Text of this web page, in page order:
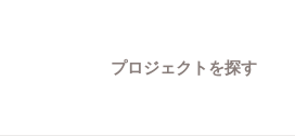
プロジェクトを探す